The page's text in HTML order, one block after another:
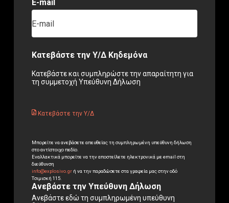
E-mail
E-mail
Κατεβάστε την Υ/Δ Κηδεμόνα
Κατεβάστε και συμπληρώστε την απαραίτητη για
τη συμμετοχή Υπεύθυνη Δήλωση
Κατεβάστε την Υ/Δ
Μπορείτε να ανεβάσετε απευθείας τη συμπληρωμένη υπεύθυνη δήλωση
στο αντίστοιχο πεδίο.
Εναλλακτικά μπορείτε να την αποστείλετε ηλεκτρονικά με email στη
διεύθυνση
info@explosivo.grή να την παραδώσετε στα γραφεία μας στην οδό
Τσιμισκή 115.
Ανεβάστε την Υπεύθυνη Δήλωση
Ανεβάστε εδώ τη συμπληρωμένη υπεύθυνη